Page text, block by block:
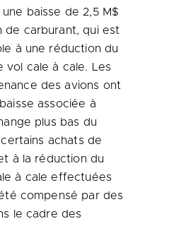
baisse de 2,5 M$
de carburant, qui est
à une réduction du
vol cale à cale. Les
des avions ont
associée à
plus bas du
achats de
à la réduction du
à cale effectuées
compensé par des
le cadre des